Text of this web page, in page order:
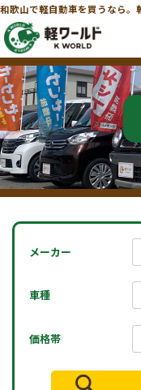
和歌山で軽自動車を買うなら。
メーカー
車種
価格帯